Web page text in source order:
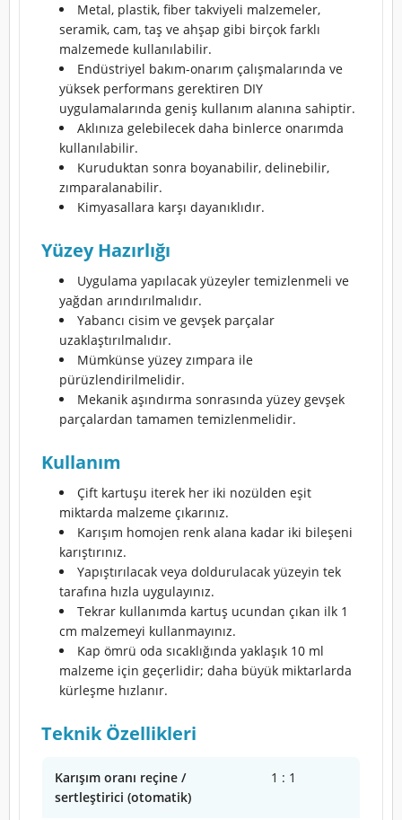
Metal, plastik, fiber takviyeli malzemeler,
seramik, cam, taş ve ahşap gibi birçok farklı
malzemede kullanılabilir.
Endüstriyel bakım-onarım çalışmalarında ve
yüksek performans gerektiren DIY
uygulamalarında geniş kullanım alanına sahiptir.
Aklınıza gelebilecek daha binlerce onarımda
kullanılabilir.
Kuruduktan sonra boyanabilir, delinebilir,
zımparalanabilir.
Kimyasallara karşı dayanıklıdır.
Yüzey Hazırlığı
Uygulama yapılacak yüzeyler temizlenmeli ve
yağdan arındırılmalıdır.
Yabancı cisim ve gevşek parçalar
uzaklaştırılmalıdır.
Mümkünse yüzey zımpara ile
pürüzlendirilmelidir.
Mekanik aşındırma sonrasında yüzey gevşek
parçalardan tamamen temizlenmelidir.
Kullanım
Çift kartuşu iterek her iki nozülden eşit
miktarda malzeme çıkarınız.
Karışım homojen renk alana kadar iki bileşeni
karıştırınız.
Yapıştırılacak veya doldurulacak yüzeyin tek
tarafına hızla uygulayınız.
Tekrar kullanımda kartuş ucundan çıkan ilk 1
cm malzemeyi kullanmayınız.
Kap ömrü oda sıcaklığında yaklaşık 10 ml
malzeme için geçerlidir; daha büyük miktarlarda
kürleşme hızlanır.
Teknik Özellikleri
Karışım oranı reçine /
sertleştirici (otomatik)
1 : 1